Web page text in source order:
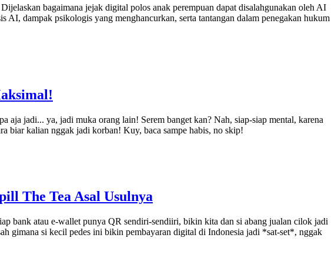
bagaimana jejak digital polos anak perempuan dapat disalahgunakan oleh AI
dampak psikologis yang menghancurkan, serta tantangan dalam penegakan hukum
jadi... ya, jadi muka orang lain! Serem banget kan? Nah, siap-siap mental, karena
biar kalian nggak jadi korban! Kuy, baca sampe habis, no skip!
The Tea Asal Usulnya
bank atau e-wallet punya QR sendiri-sendiiri, bikin kita dan si abang jualan cilok jadi
si kecil pedes ini bikin pembayaran digital di Indonesia jadi *sat-set*, nggak